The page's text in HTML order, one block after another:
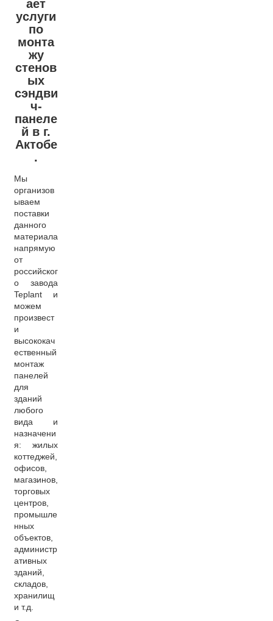
ает
услуги
по
монта
жу
стенов
ых
сэндви
ч-
панеле
й в г.
Актобе
.
Мы
организов
ываем
поставки
данного
материала
напрямую
от
российског
о завода
Teplant и
можем
произвест
и
высококач
ественный
монтаж
панелей
для
зданий
любого
вида и
назначени
я: жилых
коттеджей,
офисов,
магазинов,
торговых
центров,
промышле
нных
объектов,
администр
ативных
зданий,
складов,
хранилищ
и т.д.